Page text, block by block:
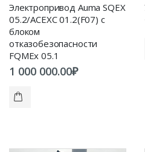
Электропривод Auma SQEX
05.2/ACEXC 01.2(F07) с
блоком
отказобезопасности
FQMEx 05.1
1 000 000.00₽